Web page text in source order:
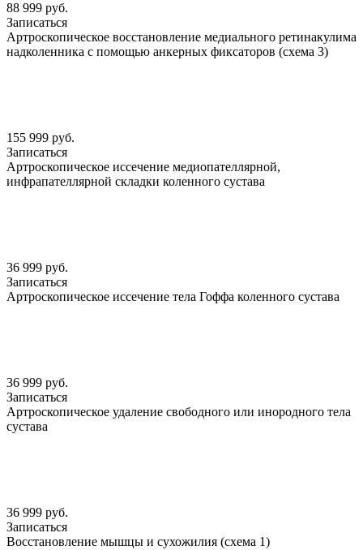
88 999 руб.
Записаться
Артроскопическое восстановление медиального ретинакулима
надколенника с помощью анкерных фиксаторов (схема 3)
155 999 руб.
Записаться
Артроскопическое иссечение медиопателлярной,
инфрапателлярной складки коленного сустава
36 999 руб.
Записаться
Артроскопическое иссечение тела Гоффа коленного сустава
36 999 руб.
Записаться
Артроскопическое удаление свободного или инородного тела
сустава
36 999 руб.
Записаться
Восстановление мышцы и сухожилия (схема 1)